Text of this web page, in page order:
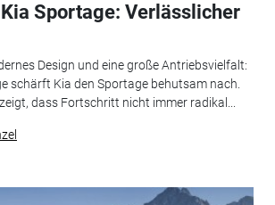
Sportage: Verlässlicher
Design und eine große Antriebsvielfalt:
schärft Kia den Sportage behutsam nach.
dass Fortschritt nicht immer radikal...